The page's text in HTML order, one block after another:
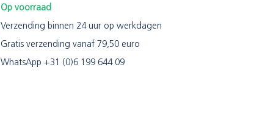
Op voorraad
Verzending binnen 24 uur op werkdagen
Gratis verzending vanaf 79,50 euro
WhatsApp +31 (0)6 199 644 09